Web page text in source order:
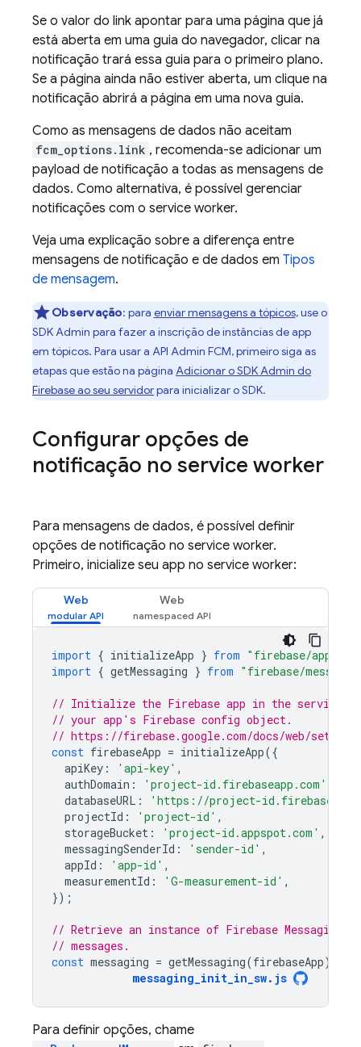
Se o valor do link apontar para uma página que já
está aberta em uma guia do navegador, clicar na
notificação trará essa guia para o primeiro plano.
Se a página ainda não estiver aberta, um clique na
notificação abrirá a página em uma nova guia.
Como as mensagens de dados não aceitam
fcm_options.link , recomenda-se adicionar um
payload de notificação a todas as mensagens de
dados. Como alternativa, é possível gerenciar
notificações com o service worker.
Veja uma explicação sobre a diferença entre
mensagens de notificação e de dados em Tipos
de mensagem.
Observação: para enviar mensagens a tópicos, use o
SDK Admin para fazer a inscrição de instâncias de app
em tópicos. Para usar a API Admin FCM, primeiro siga as
etapas que estão na página Adicionar o SDK Admin do
Firebase ao seu servidorpara inicializar o SDK.
Configurar opções de
notificação no service worker
Para mensagens de dados, é possível definir
opções de notificação no service worker.
Primeiro, inicialize seu app no service worker:
Web Web
import { initializeApp } from "firebase/app"
import { getMessaging } from "firebase/
// Initialize the Firebase app in the service
// your app's Firebase config object.
// https://firebase.google.com/docs/web/
const firebaseApp = initializeApp({
apiKey : 'api-key' ,
authDomain : 'project-id.firebaseapp.com'
databaseURL :
'https://project-
projectId : 'project-id' ,
storageBucket : 'project-id.appspot.com' ,
messagingSenderId : 'sender-id' ,
appId : 'app-id' ,
measurementId : 'G-measurement-id' ,
});
// Retrieve an instance of Firebase Messaging
// messages.
const messaging = getMessaging(firebaseApp);
messaging_init_in_sw. js
Para definir opções, chame